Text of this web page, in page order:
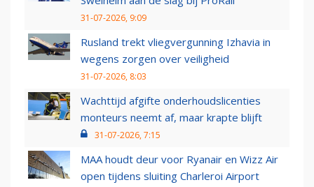
31-07-2026, 9:09
Rusland trekt vliegvergunning Izhavia in
wegens zorgen over veiligheid
31-07-2026, 8:03
Wachttijd afgifte onderhoudslicenties
monteurs neemt af, maar krapte blijft
31-07-2026, 7:15
MAA houdt deur voor Ryanair en Wizz Air
open tijdens sluiting Charleroi Airport